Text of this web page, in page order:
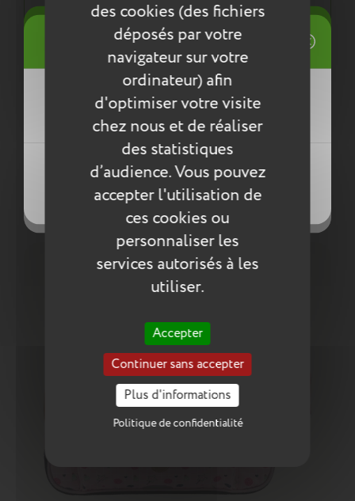
des cookies (des fichiers
déposés par votre
navigateur sur votre
ordinateur) afin
d'optimiser votre visite
chez nous et de réaliser
des statistiques
d’audience. Vous pouvez
accepter l'utilisation de
ces cookies ou
personnaliser les
services autorisés à les
utiliser.
Accepter
Continuer sans accepter
Plus d'informations
Politique de confidentialité
normes environnementales européennes ReACH
Entretien
Pour l’entretien de nos produits, nous vous
conseillons d’utiliser un chiffon humide ou une
éponge légèrement humidifiée à l'eau
savonneuse. N’utilisez pas de produits agressifs
qui risqueraient de détériorer le produit.
Compléter la collection
Mes listes d'envies
Créer une nouvelle liste
((title))
((cancelText))
((createText))
Connexion
Vous devez être connecté pour ajouter
des produits à votre liste d'envies.
((cancelText))
((loginText))